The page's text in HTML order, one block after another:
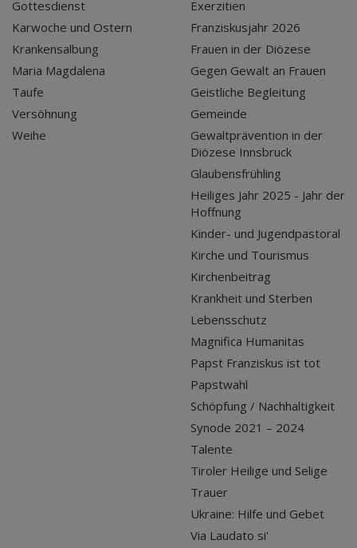
Gottesdienst
Karwoche und Ostern
Krankensalbung
Maria Magdalena
Taufe
Versöhnung
Weihe
Exerzitien
Franziskusjahr 2026
Frauen in der Diözese
Gegen Gewalt an Frauen
Geistliche Begleitung
Gemeinde
Gewaltprävention in der
Diözese Innsbruck
Glaubensfrühling
Heiliges Jahr 2025 - Jahr der
Hoffnung
Kinder- und Jugendpastoral
Kirche und Tourismus
Kirchenbeitrag
Krankheit und Sterben
Lebensschutz
Magnifica Humanitas
Papst Franziskus ist tot
Papstwahl
Schöpfung / Nachhaltigkeit
Synode 2021 – 2024
Talente
Tiroler Heilige und Selige
Trauer
Ukraine: Hilfe und Gebet
Via Laudato si'